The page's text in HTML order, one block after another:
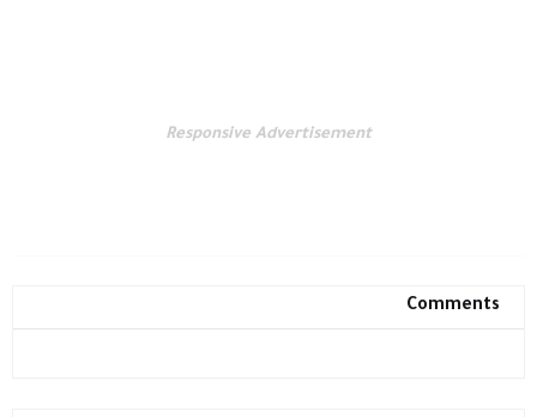
Responsive Advertisement
Comments